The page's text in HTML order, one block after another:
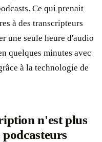
Ce qui prenait
à des transcripteurs
une seule heure d'audio
quelques minutes avec
à la technologie de
n'est plus